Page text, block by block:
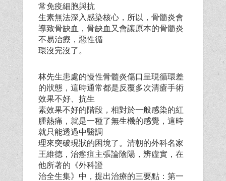
常免疫細胞與抗
生素無法深入感染核心，所以，骨髓炎會
導致骨缺血，骨缺血又會讓原本的骨髓炎
不易治療，惡性循
環沒完沒了。
林先生患處的慢性骨髓炎傷口呈現循環差
的狀態，這時通常都是反覆多次清瘡手術
效果不好、抗生
素效果不好的階段，相對於一般感染的紅
腫熱痛，就是一種了無生機的感覺，這時
就只能透過中醫調
理來突破現狀的困境了。清朝的外科名家
王維德，治癰疽主張論陰陽，辨虛實，在
他所著的《外科證
治全生集》中，提出治療的三要點：第一